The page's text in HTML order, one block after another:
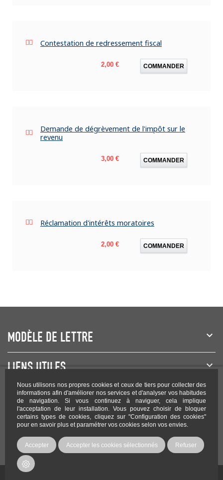
Nous utilisons nos propres cookies et ceux de tiers pour collecter des
informations afin d'améliorer nos services et d'analyser vos habitudes
de navigation. Si vous continuez à naviguer, cela implique
l'acceptation de leur installation. Vous pouvez choisir de bloquer
certains types de cookies, cliquez sur "Configuration des cookies"
pour en savoir plus et paramétrer vos cookies selon vos envies.
Accepter Accepter les cookies sélectionnés Refuser
Contestation de redressement fiscal
Prix
2,00 € COMMANDER
Demande de dégrèvement de l'impôt sur le
revenu
Prix
3,00 € COMMANDER
Réclamation d'intérêts moratoires
Prix
2,00 € COMMANDER
MODÈLE DE LETTRE
LIENS UTILES
NEWSLETTER